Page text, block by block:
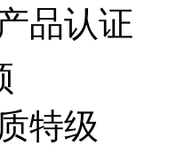
品认证
特级